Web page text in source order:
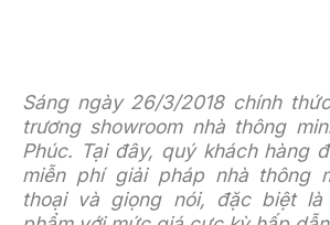
Sáng ngày 26/3/2018 chính
trương showroom nhà thông
Phúc. Tại đây, quý khách hàng
miễn phí giải pháp nhà thông
thoại và giọng nói, đặc biệt là